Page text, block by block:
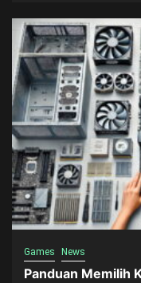
Games News
Panduan Memilih